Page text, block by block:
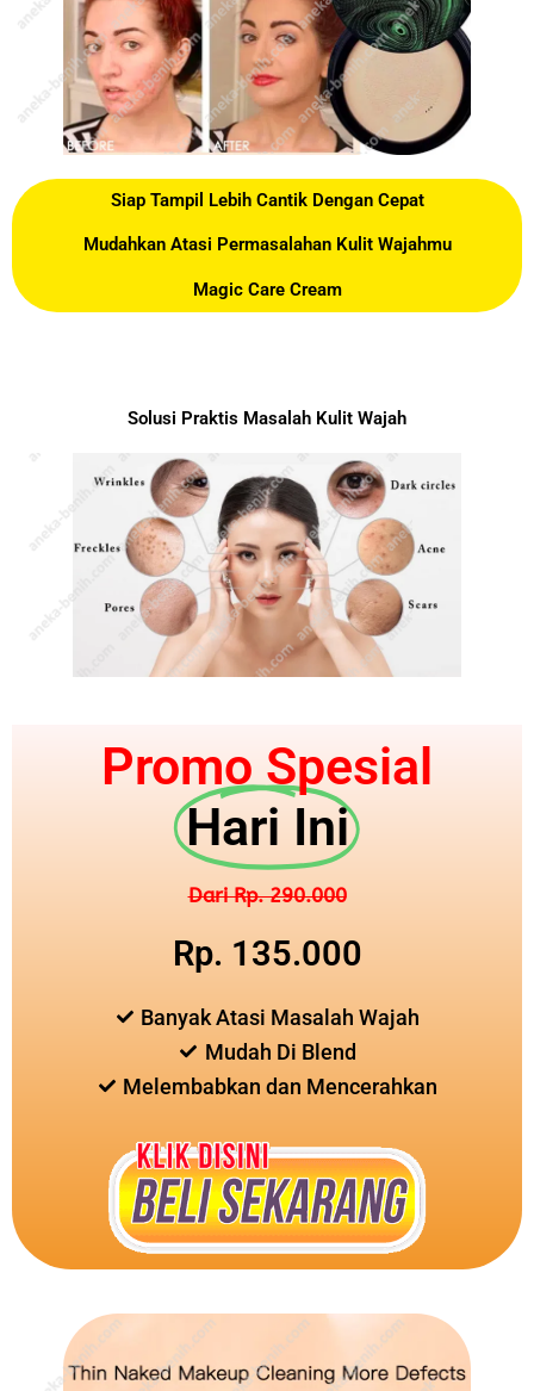
Siap Tampil Lebih Cantik Dengan Cepat
Mudahkan Atasi Permasalahan Kulit Wajahmu
Magic Care Cream
Solusi Praktis Masalah Kulit Wajah
Promo Spesial
Hari Ini
Dari Rp. 290.000
Rp. 135.000
Banyak Atasi Masalah Wajah
Mudah Di Blend
Melembabkan dan Mencerahkan